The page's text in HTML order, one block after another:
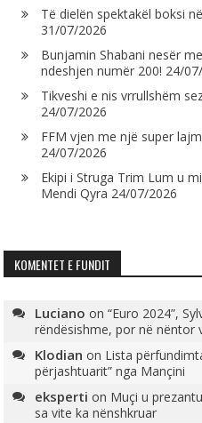
Të dielën spektakël boksi
31/07/2026
Bunjamin Shabani nesër
ndeshjen numër 200! 24/
Tikveshi e nis vrrullshëm
24/07/2026
FFM vjen me një super
24/07/2026
Ekipi i Struga Trim Lum u
Mendi Qyra 24/07/2026
KOMENTET E FUNDIT
Luciano on“Euro 2024”,
rëndësishme, por në nëntor
Klodian on Lista
përjashtuarit” nga Mançini
eksperti on Muçi u
sa vite ka nënshkruar